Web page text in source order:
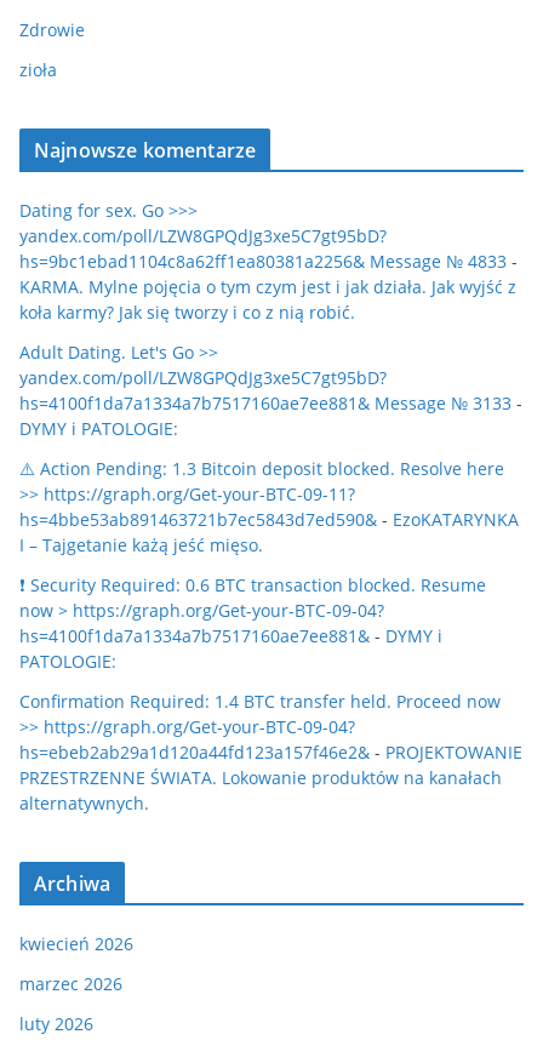
Zdrowie
zioła
Najnowsze komentarze
Dating for sex. Go >>>
yandex.com/poll/LZW8GPQdJg3xe5C7gt95bD?
hs=9bc1ebad1104c8a62ff1ea80381a2256& Message № 4833 -
KARMA. Mylne pojęcia o tym czym jest i jak działa. Jak wyjść z
koła karmy? Jak się tworzy i co z nią robić.
Adult Dating. Let's Go >>
yandex.com/poll/LZW8GPQdJg3xe5C7gt95bD?
hs=4100f1da7a1334a7b7517160ae7ee881& Message № 3133 -
DYMY i PATOLOGIE:
⚠️ Action Pending: 1.3 Bitcoin deposit blocked. Resolve here
>> https://graph.org/Get-your-BTC-09-11?
hs=4bbe53ab891463721b7ec5843d7ed590& - EzoKATARYNKA
I – Tajgetanie każą jeść mięso.
❗ Security Required: 0.6 BTC transaction blocked. Resume
now > https://graph.org/Get-your-BTC-09-04?
hs=4100f1da7a1334a7b7517160ae7ee881& - DYMY i
PATOLOGIE:
Confirmation Required: 1.4 BTC transfer held. Proceed now
>> https://graph.org/Get-your-BTC-09-04?
hs=ebeb2ab29a1d120a44fd123a157f46e2& - PROJEKTOWANIE
PRZESTRZENNE ŚWIATA. Lokowanie produktów na kanałach
alternatywnych.
Archiwa
kwiecień 2026
marzec 2026
luty 2026